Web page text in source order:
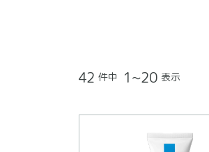
42 件中 1~20 表示